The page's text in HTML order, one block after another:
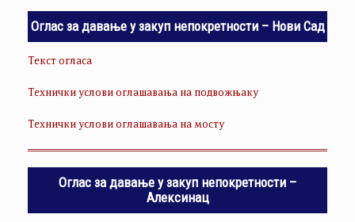
Оглас за давање у закуп непокретности – Нови Сад
Текст огласа
Технички услови оглашавања на подвожњаку
Технички услови оглашавања на мосту
Оглас за давање у закуп непокретности –
Алексинац